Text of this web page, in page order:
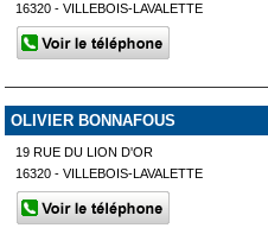
16320 - VILLEBOIS-LAVALETTE
OLIVIER BONNAFOUS
19 RUE DU LION D'OR
16320 - VILLEBOIS-LAVALETTE